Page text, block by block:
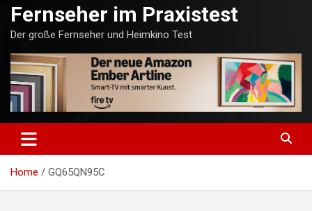
Fernseher im Praxistest
Der große Fernseher und Heimkino Test
Home GQ65QN95C